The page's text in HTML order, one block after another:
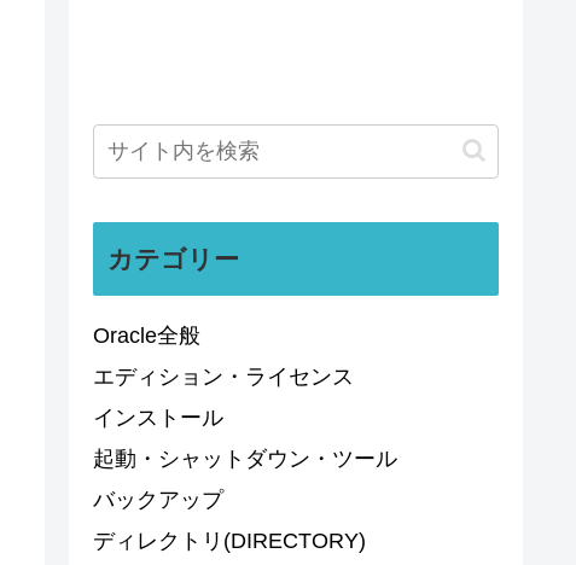
カテゴリー
Oracle全般
エディション・ライセンス
インストール
起動・シャットダウン・ツール
バックアップ
ディレクトリ(DIRECTORY)